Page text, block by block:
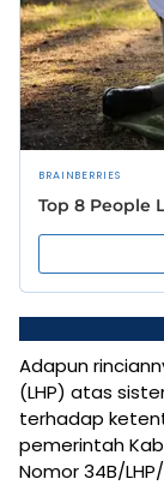
Adapun
(LHP) atas
terhadap
pemerintah
Nomor 34B/